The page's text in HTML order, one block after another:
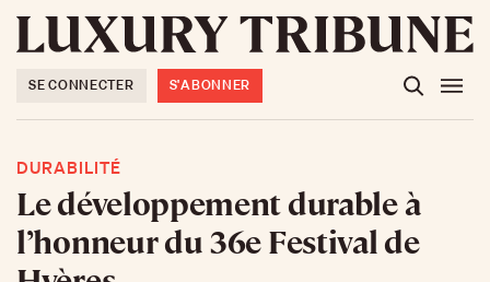
SE CONNECTER S'ABONNER
DURABILITÉ
Le développement durable à
l’honneur du 36e Festival de